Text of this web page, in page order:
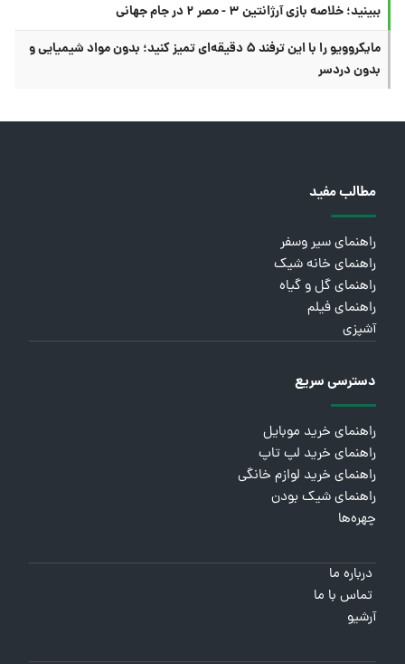
ببینید؛ خلاصه بازی آرژانتین ۳ - مصر ۲ در جام جهانی
مایکروویو را با این ترفند ۵ دقیقه‌ای تمیز کنید؛ بدون مواد شیمیایی و
بدون دردسر
مطالب مفید
راهنمای سیر وسفر
راهنمای خانه شیک
راهنمای گل و گیاه
راهنمای فیلم
آشپزی
دسترسی سریع
راهنمای خرید موبایل
راهنمای خرید لپ تاپ
راهنمای خرید لوازم خانگی
راهنمای شیک بودن
چهره‌ها
درباره ما
تماس با ما
آرشیو